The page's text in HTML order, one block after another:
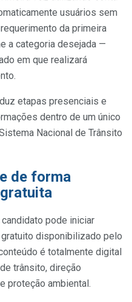
usuários sem
da primeira
a categoria desejada —
em que realizará
etapas presenciais e
dentro de um único
Nacional de Trânsito
de forma
pode iniciar
disponibilizado pelo
é totalmente digital
trânsito, direção
proteção ambiental.